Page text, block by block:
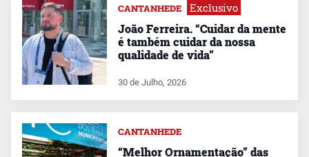
CANTANHEDE Exclusivo
João Ferreira. “Cuidar da mente
é também cuidar da nossa
qualidade de vida”
30 de Julho, 2026
CANTANHEDE
“Melhor Ornamentação” das